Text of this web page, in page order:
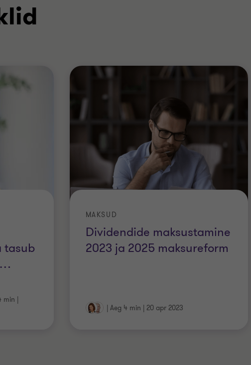
tasub
…
min |
Dividendide maksustamine
2023 ja 2025 maksureform
MAKSUD
| Aeg 4 min | 20 apr 2023